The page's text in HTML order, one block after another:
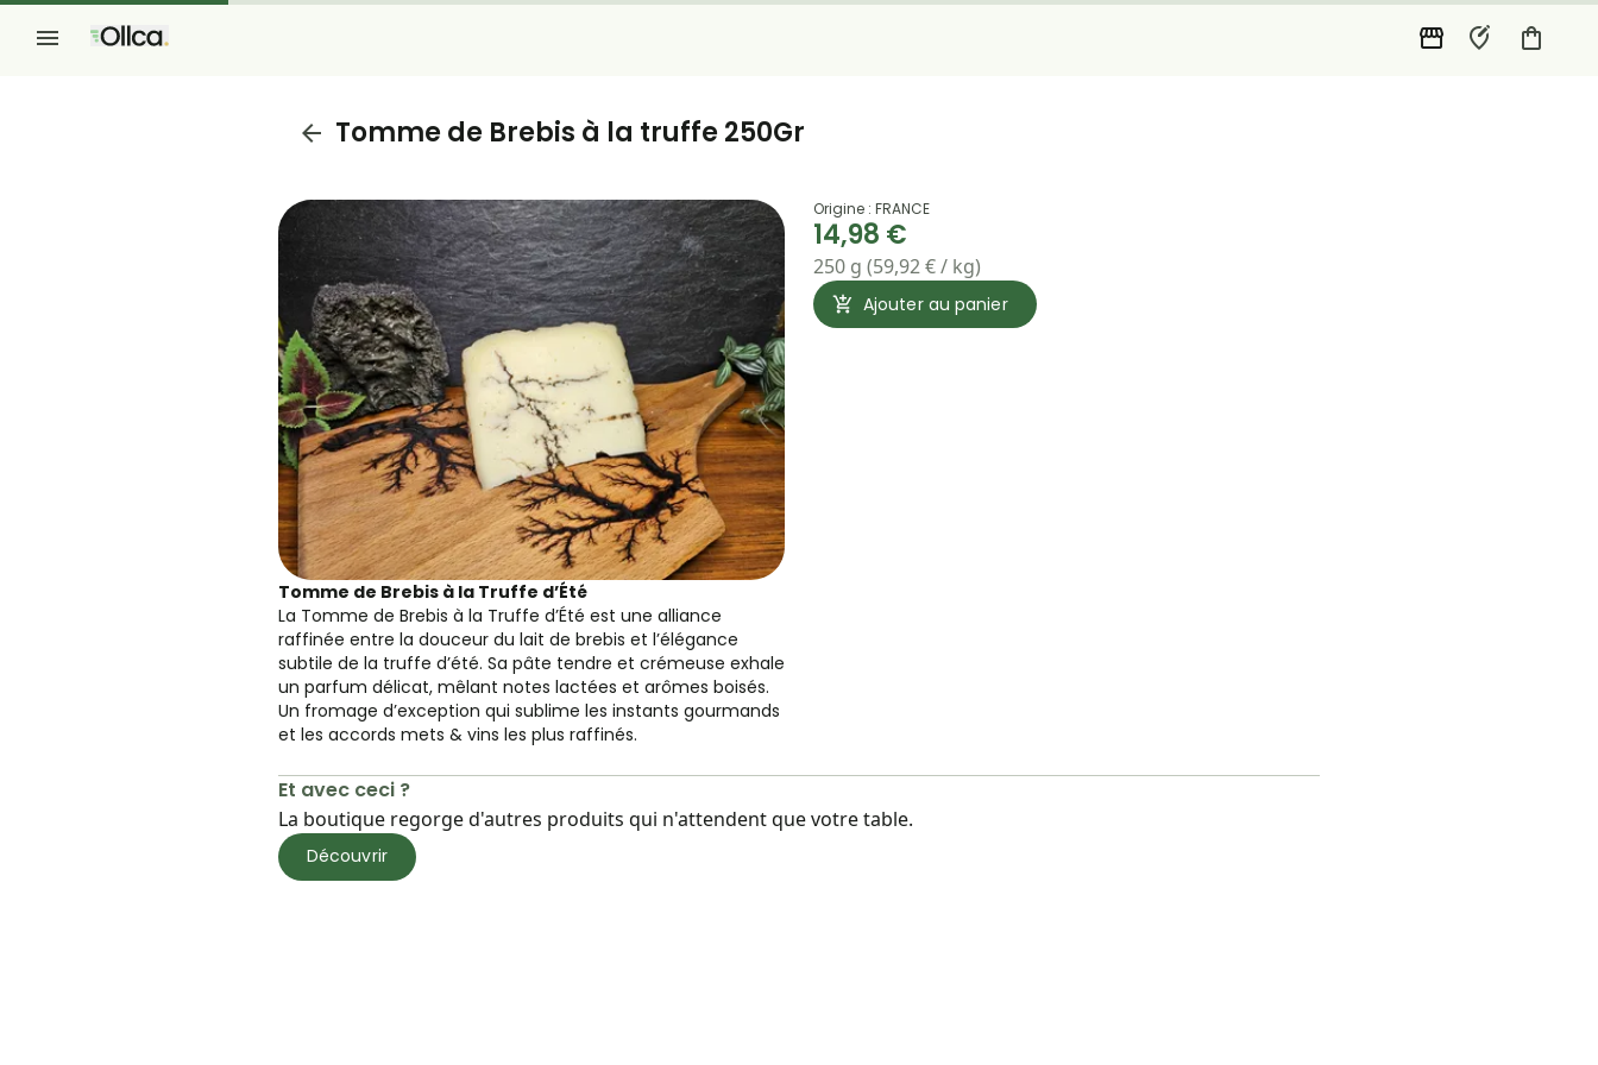
Tomme de Brebis à la truffe 250Gr
Tomme de Brebis à la Truffe d’Été
La Tomme de Brebis à la Truffe d’Été est une alliance
raffinée entre la douceur du lait de brebis et l’élégance
subtile de la truffe d’été. Sa pâte tendre et crémeuse exhale
un parfum délicat, mêlant notes lactées et arômes boisés.
Un fromage d’exception qui sublime les instants gourmands
et les accords mets & vins les plus raffinés.
Origine : FRANCE
14,98 €
250 g (59,92 € / kg)
Ajouter au panier
Et avec ceci ?
La boutique regorge d'autres produits qui n'attendent que votre table.
Découvrir